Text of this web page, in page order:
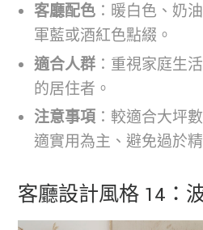
客廳配色 ：暖白色、奶
軍藍或酒紅色點綴。
適合人群 ：重視家庭生
的居住者。
注意事項 ：較適合大坪
適實用為主、避免過於
客廳設計風格 14：